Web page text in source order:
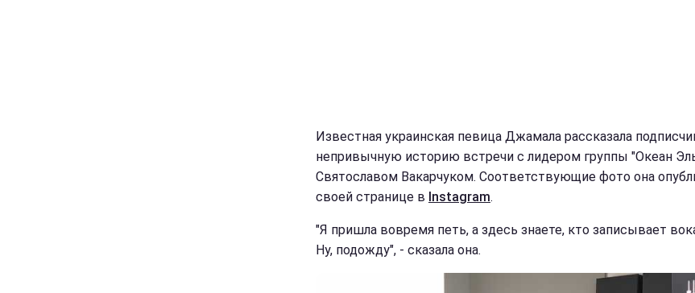
Известная украинская певица Джамала рассказала
непривычную историю встречи с лидером группы "Океан
Святославом Вакарчуком. Соответствующие фото она
своей странице в Instagram.
"Я пришла вовремя петь, а здесь знаете, кто записывает
Ну, подожду", - сказала она.